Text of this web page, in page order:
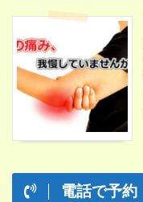
電話で予約